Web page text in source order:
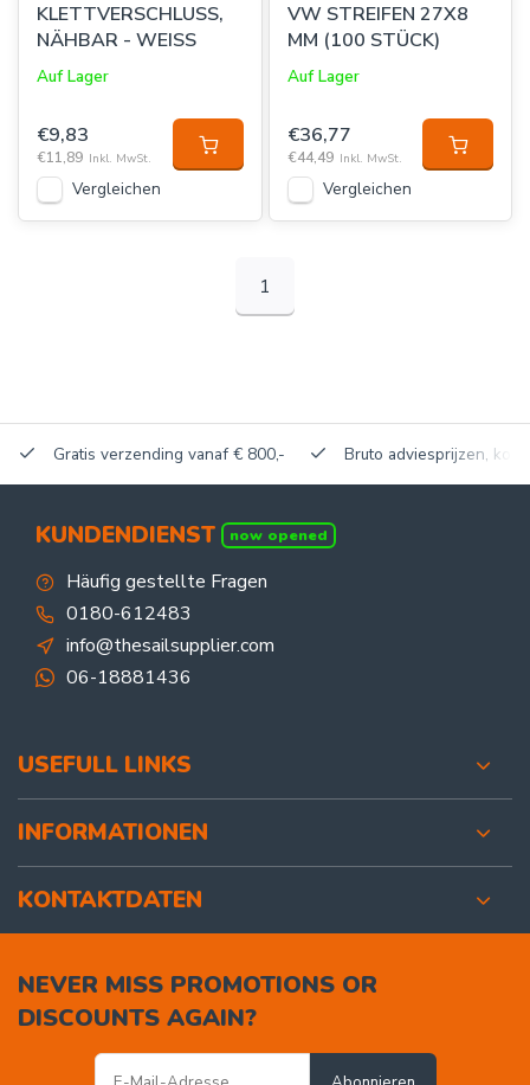
KLETTVERSCHLUSS,
NÄHBAR - WEISS
Auf Lager
€9,83
€11,89 Inkl. MwSt.
Vergleichen
VW STREIFEN 27X8
MM (100 STÜCK)
Auf Lager
€36,77
€44,49 Inkl. MwSt.
Vergleichen
1
Gratis verzending vanaf € 800,- Bruto adviesprijzen,
KUNDENDIENST now opened
Häufig gestellte Fragen
0180-612483
info@thesailsupplier.com
06-18881436
USEFULL LINKS
INFORMATIONEN
KONTAKTDATEN
NEVER MISS PROMOTIONS OR
DISCOUNTS AGAIN?